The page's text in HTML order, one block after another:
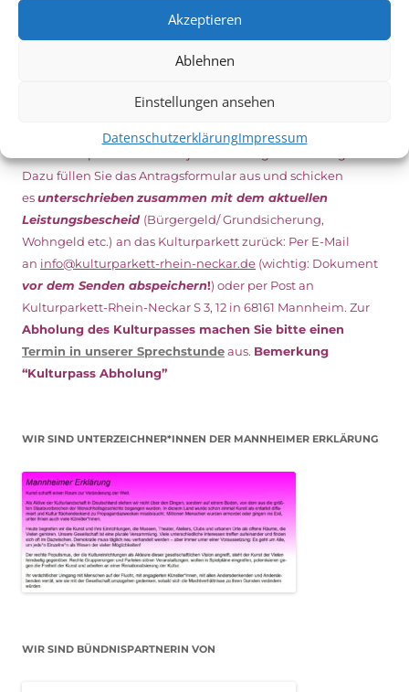
Akzeptieren
Ablehnen
Einstellungen ansehen
DatenschutzerklärungImpressum
DIGITAL KULTURPASS BEANTRAGEN
NEU: DOWNLOAD UND DIGITAL BEANTRAGEN!
Dazu füllen Sie das Antragsformular aus und schicken
esunterschriebenzusammen mit dem aktuellen
Leistungsbescheid (Bürgergeld/ Grundsicherung,
Wohngeld etc.) an das Kulturparkett zurück: Per E-Mail
an info@kulturparkett-rhein-neckar.de (wichtig: Dokument
vor dem Senden abspeichern!) oder per Post an
Kulturparkett-Rhein-Neckar S 3, 12 in 68161 Mannheim. Zur
Abholung des Kulturpasses machen Sie bitte einen
Termin in unserer Sprechstundeaus. Bemerkung
“Kulturpass Abholung”
WIR SIND UNTERZEICHNER*INNEN DER MANNHEIMER ERKLÄRUNG
WIR SIND BÜNDNISPARTNERIN VON